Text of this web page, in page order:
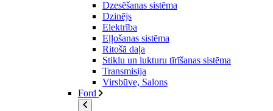
Dzesēšanas sistēma
Dzinējs
Elektrība
Eļļošanas sistēma
Ritošā daļa
Stiklu un lukturu tīrīšanas sistēma
Transmisija
Virsbūve, Salons
Ford